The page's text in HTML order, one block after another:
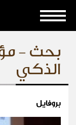
بحث -
الذكي
بروفايل